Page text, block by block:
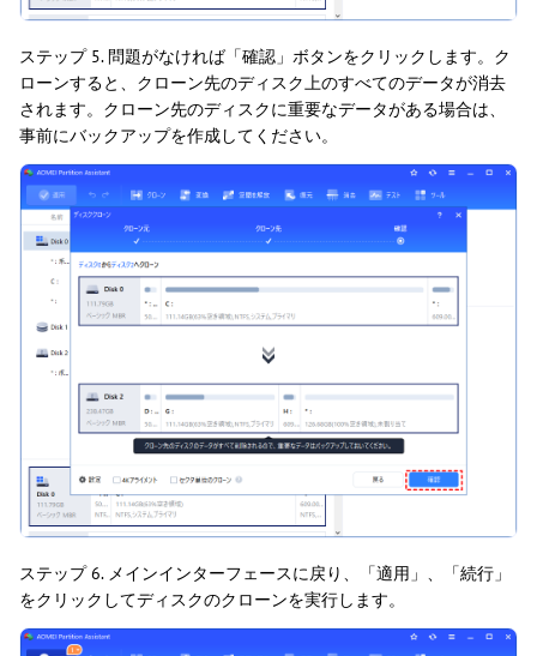
ステップ 5. 問題がなければ「確認」ボタンをクリックします。ク
ローンすると、クローン先のディスク上のすべてのデータが消去
されます。クローン先のディスクに重要なデータがある場合は、
事前にバックアップを作成してください。
ステップ 6. メインインターフェースに戻り、「適用」、「続行」
をクリックしてディスクのクローンを実行します。